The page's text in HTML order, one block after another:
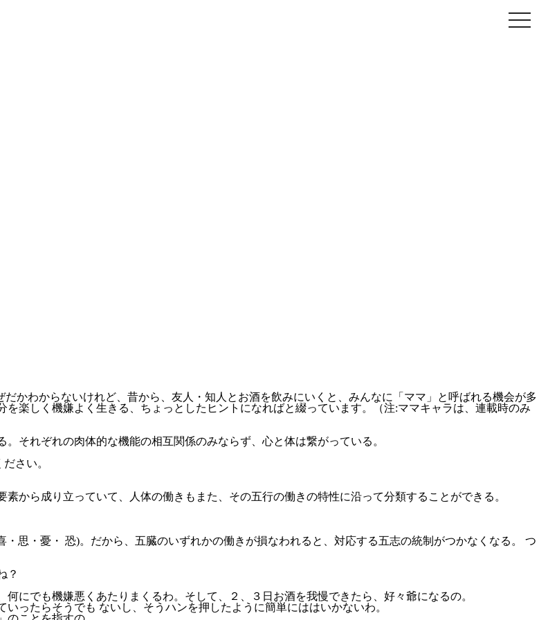
かわからないけれど、昔から、友人・知人とお酒を飲みにいくと、みんなに「ママ」と呼ばれる機会が多
楽しく機嫌よく生きる、ちょっとしたヒントになればと綴っています。（注:ママキャラは、連載時のみ
それぞれの肉体的な機能の相互関係のみならず、心と体は繋がっている。
さい。
から成り立っていて、人体の働きもまた、その五行の働きの特性に沿って分類することができる。
思・憂・ 恐)。だから、五臓のいずれかの働きが損なわれると、対応する五志の統制がつかなくなる。 つ
？
にでも機嫌悪くあたりまくるわ。そして、２、３日お酒を我慢できたら、好々爺になるの。
ったらそうでも ないし、そうハンを押したように簡単にははいかないわ。